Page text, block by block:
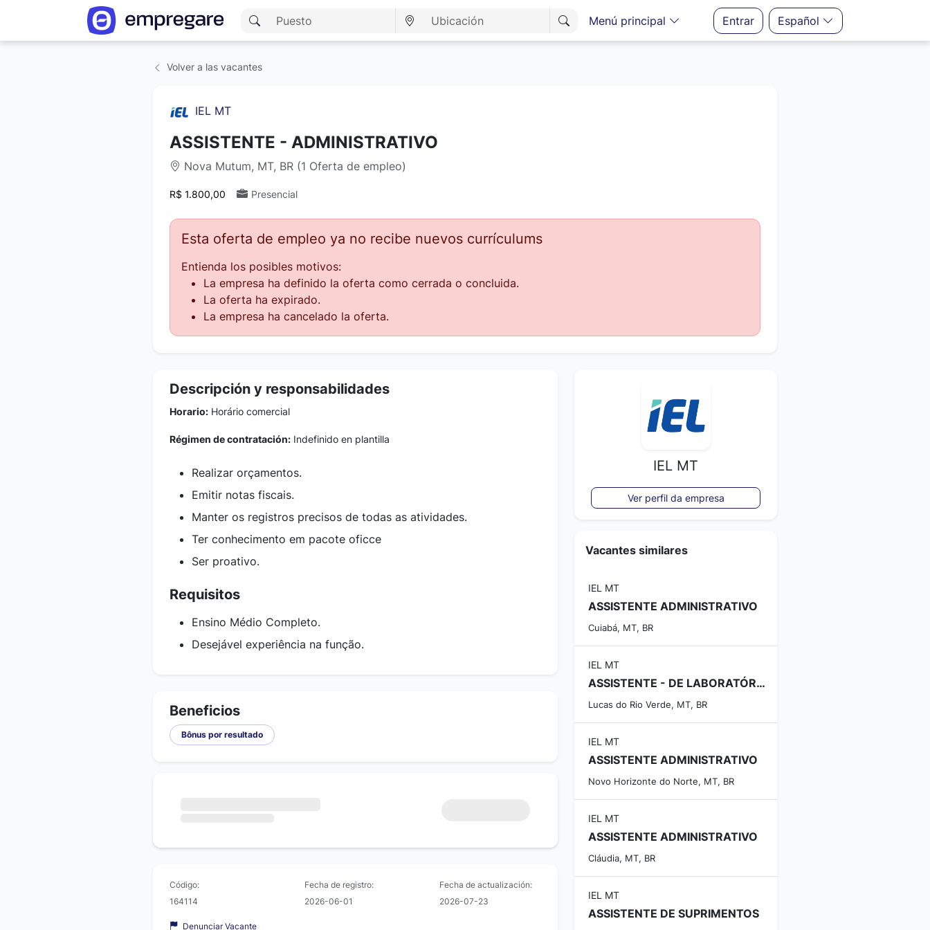
Menú principal Entrar Español
Volver a las vacantes
IEL MT
ASSISTENTE - ADMINISTRATIVO
Nova Mutum, MT, BR (1 Oferta de empleo)
R$ 1.800,00 Presencial
Esta oferta de empleo ya no recibe nuevos currículums
Entienda los posibles motivos:
La empresa ha definido la oferta como cerrada o concluida.
La oferta ha expirado.
La empresa ha cancelado la oferta.
Descripción y responsabilidades
Horario: Horário comercial
Régimen de contratación: Indefinido en plantilla
Realizar orçamentos.
Emitir notas fiscais.
Manter os registros precisos de todas as atividades.
Ter conhecimento em pacote oficce
Ser proativo.
Requisitos
Ensino Médio Completo.
Desejável experiência na função.
Beneficios
Bônus por resultado
Código:
164114
Fecha de registro:
2026-06-01
Fecha de actualización:
2026-07-23
Denunciar Vacante
IEL MT
Ver perfil da empresa
Vacantes similares
IEL MT
ASSISTENTE ADMINISTRATIVO
Cuiabá, MT, BR
IEL MT
ASSISTENTE - DE LABORATÓRIO
Lucas do Rio Verde, MT, BR
IEL MT
ASSISTENTE ADMINISTRATIVO
Novo Horizonte do Norte, MT, BR
IEL MT
ASSISTENTE ADMINISTRATIVO
Cláudia, MT, BR
IEL MT
ASSISTENTE DE SUPRIMENTOS